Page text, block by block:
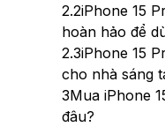
2.2iPhone 15
hoàn hảo để
2.3iPhone 15
cho nhà sáng
3Mua iPhone
đâu?